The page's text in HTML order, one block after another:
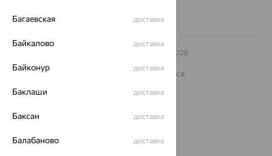
– 2026
Архив акций
На информационном ресурсе применяются
Багаевская доставка
Байкалово доставка
Байконур доставка
Баклаши доставка
Баксан доставка
Балабаново доставка